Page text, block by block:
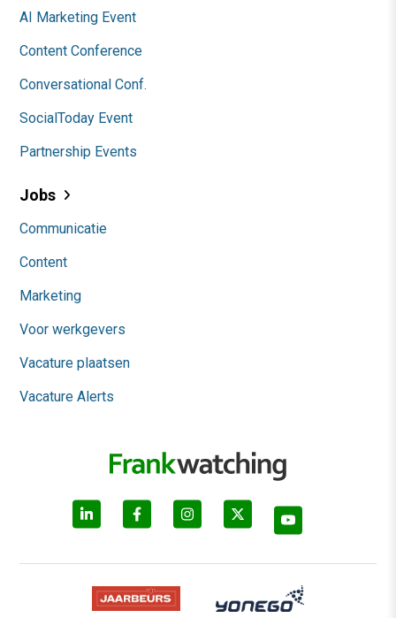
AI Marketing Event
Content Conference
Conversational Conf.
SocialToday Event
Partnership Events
Jobs
Communicatie
Content
Marketing
Voor werkgevers
Vacature plaatsen
Vacature Alerts